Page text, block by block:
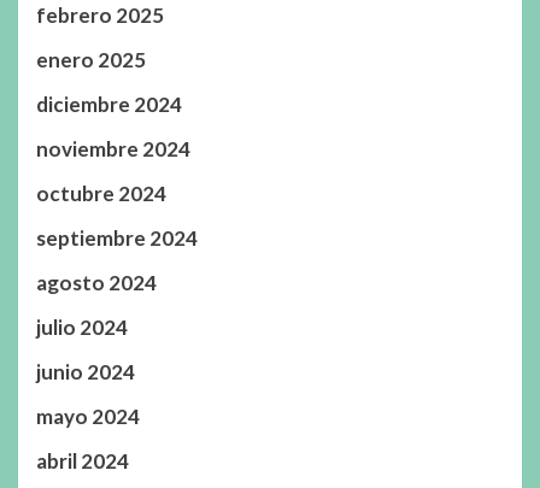
febrero 2025
enero 2025
diciembre 2024
noviembre 2024
octubre 2024
septiembre 2024
agosto 2024
julio 2024
junio 2024
mayo 2024
abril 2024